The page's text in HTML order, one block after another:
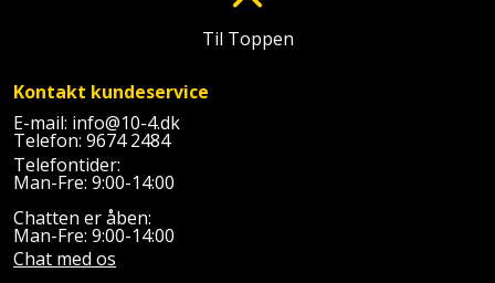
Garageport
Gelænder
Gips
Grundmursplader
skumpistol
Gevindskærer
Gipsværktøj
Glasløfter
Bindemaskine
Bits
Bor
Bordrundsav
Motorsav
og
kædesav
Motorsav
og
kædesav
Brændeovn
Brandslukker
Brugskunst
Camping
Spartelmasse
til
væg
Tape
Stålvask
Ventilation
og
indeklima
Gaveideer
Aktiviteter
Til Toppen
Kontakt kundeservice
E-mail: info@10-4.dk
Telefon: 9674 2484
Telefontider:
Man-Fre: 9:00-14:00
Chatten er åben:
Man-Fre: 9:00-14:00
Chat med os